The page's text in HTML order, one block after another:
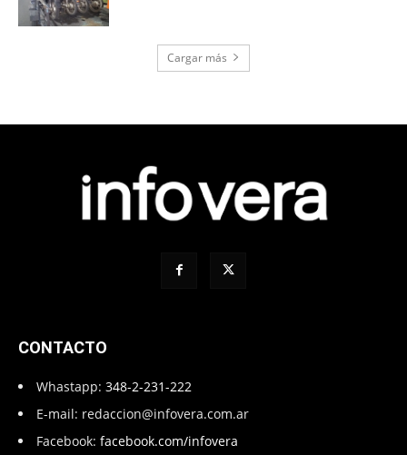
Cargar más
CONTACTO
Whastapp: 348-2-231-222
E-mail: redaccion@infovera.com.ar
Facebook: facebook.com/infovera